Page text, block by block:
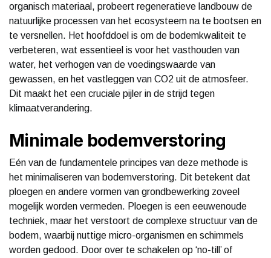
organisch materiaal, probeert regeneratieve landbouw de
natuurlijke processen van het ecosysteem na te bootsen en
te versnellen. Het hoofddoel is om de bodemkwaliteit te
verbeteren, wat essentieel is voor het vasthouden van
water, het verhogen van de voedingswaarde van
gewassen, en het vastleggen van CO2 uit de atmosfeer.
Dit maakt het een cruciale pijler in de strijd tegen
klimaatverandering.
Minimale bodemverstoring
Eén van de fundamentele principes van deze methode is
het minimaliseren van bodemverstoring. Dit betekent dat
ploegen en andere vormen van grondbewerking zoveel
mogelijk worden vermeden. Ploegen is een eeuwenoude
techniek, maar het verstoort de complexe structuur van de
bodem, waarbij nuttige micro-organismen en schimmels
worden gedood. Door over te schakelen op ‘no-till’ of